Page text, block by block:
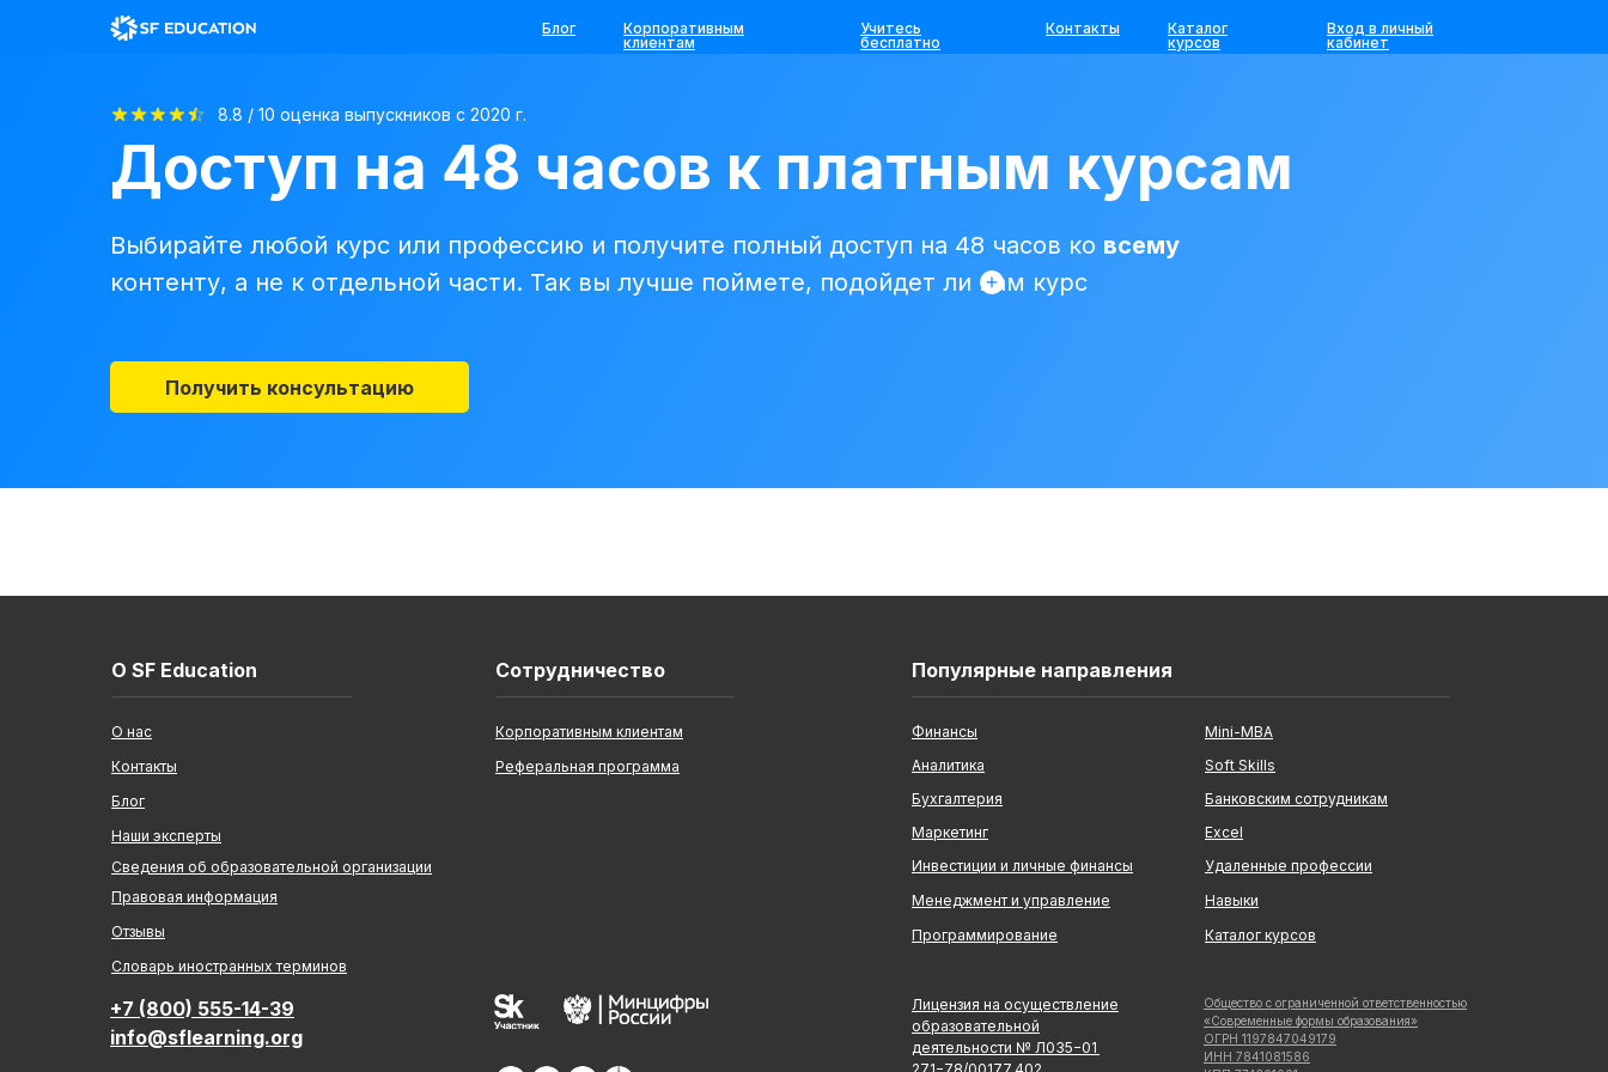
Блог
Каталог
курсов
Вход в личный
кабинет
Контакты
Корпоративным
клиентам
Учитесь
бесплатно
Доступ на 48 часов к платным курсам
Получить консультацию
Выбирайте любой курс или профессию и получите полный доступ на 48 часов ко всему
контенту, а не к отдельной части. Так вы лучше поймете, подойдет ли вам курс
8.8 / 10 оценка выпускников с 2020 г.
О SF Education Сотрудничество
Реферальная программа
Наши эксперты
Правовая информация
Корпоративным клиентам
Контакты
Блог
Сведения об образовательной организации
+7 (800) 555-14-39
info@sflearning.org
О нас
Лицензия на осуществление
образовательной
деятельности № Л035−01
Общество с ограниченной ответственностью
«Современные формы образования»
ОГРН 1197847049179
ИНН 7841081586
Отзывы
Cловарь иностранных терминов
Популярные направления
Маркетинг
Инвестиции и личные финансы
Менеджмент и управление
Программирование
Аналитика
Бухгалтерия
Финансы Mini-MBA
Банковским сотрудникам
Soft Skills
Каталог курсов
Навыки
Удаленные профессии
Excel